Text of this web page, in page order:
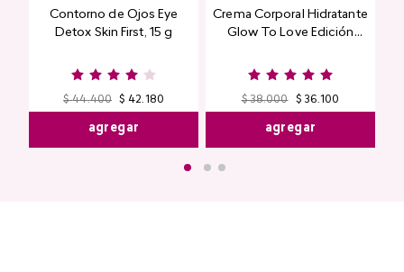
Contorno de Ojos Eye
Detox Skin First, 15 g
$ 44.400 $ 42.180
agregar
Crema Corporal Hidratante
Glow To Love Edición
$ 38.000 $ 36.100
agregar